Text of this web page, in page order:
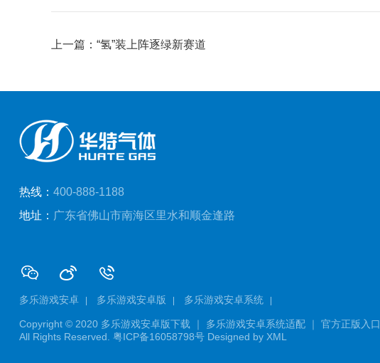
上一篇：“氢”装上阵逐绿新赛道
热线： 400-888-1188
地址： 广东省佛山市南海区里水和顺金逢路
多乐游戏安卓 多乐游戏安卓版 多乐游戏安卓系统
Copyright © 2020 多乐游戏安卓版下载 ｜ 多乐游戏安卓系统适配 ｜ 官方正版入口
All Rights Reserved. 粤ICP备16058798号Designed by XML